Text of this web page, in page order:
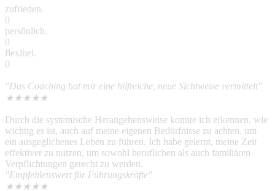
zufrieden.
0
persönlich.
0
flexibel.
0
"Das Coaching hat mir eine hilfreiche, neue Sichtweise vermittelt"
★ ★ ★ ★ ★
Durch die systemische Herangehensweise konnte ich erkennen, wie
wichtig es ist, auch auf meine eigenen Bedürfnisse zu achten, um
ein ausgeglichenes Leben zu führen. Ich habe gelernt, meine Zeit
effektiver zu nutzen, um sowohl beruflichen als auch familiären
Verpflichtungen gerecht zu werden.
"Empfehlenswert für Führungskräfte"
★ ★ ★ ★ ★